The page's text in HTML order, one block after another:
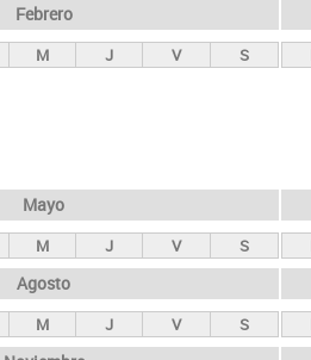
Febrero
M J V S
Mayo
M J V S
Agosto
M J V S